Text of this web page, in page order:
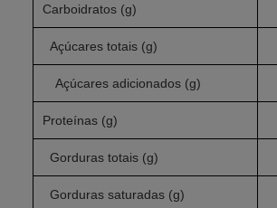
Carboidratos (g)
Açúcares totais (g)
Açúcares adicionados (g)
Proteínas (g)
Gorduras totais (g)
Gorduras saturadas (g)